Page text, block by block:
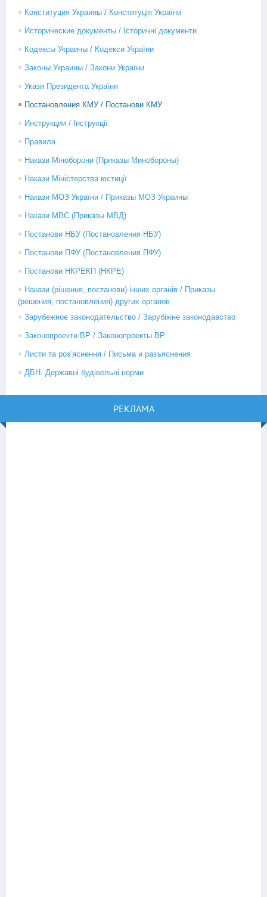
Конституция Украины / Конституція України
Исторические документы / Історичні документи
Кодексы Украины / Кодекси України
Законы Украины / Закони України
Укази Президента України
Постановления КМУ / Постанови КМУ
Инструкции / Інструкції
Правила
Накази Міноборони (Приказы Минобороны)
Накази Міністерства юстиції
Накази МОЗ України / Приказы МОЗ Украины
Накази МВС (Приказы МВД)
Постанови НБУ (Постановления НБУ)
Постанови ПФУ (Постановления ПФУ)
Постанови НКРЕКП (НКРЕ)
Накази (рішення, постанови) інших органів / Приказы
(решения, постановления) других органов
Зарубежное законодательство / Зарубіжне законодавство
Законопроекти ВР / Законопроекты ВР
Листи та роз’яснення / Письма и разъяснения
ДБН. Державні будівельні норми
РЕКЛАМА